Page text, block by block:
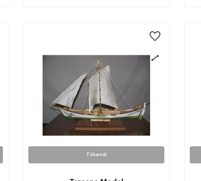
Tükendi